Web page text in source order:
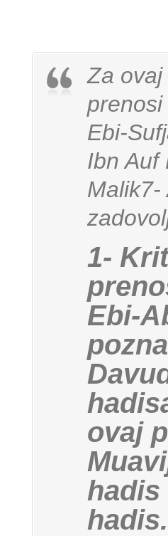
Za
Ebi-
Ibn Auf
Malik7-
1-
Ebi-
ovaj
hadis
hadis.